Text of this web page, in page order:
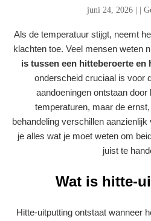
juni 24, 2026|
Als de temperatuur stijgt, neemt
klachten toe. Veel mensen weten
is tussen een hitteberoerte
onderscheid cruciaal is voor
aandoeningen ontstaan door
temperaturen, maar de
behandeling verschillen
je alles wat je moet weten om
juist te
Wat is hitte-
Hitte-uitputting ontstaat wanneer